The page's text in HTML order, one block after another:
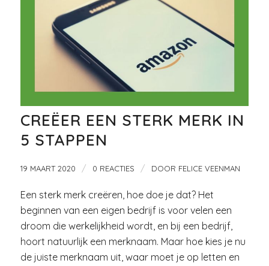
CREËER EEN STERK MERK IN
5 STAPPEN
19 MAART 2020 / 0 REACTIES / DOOR FELICE VEENMAN
Een sterk merk creëren, hoe doe je dat? Het
beginnen van een eigen bedrijf is voor velen een
droom die werkelijkheid wordt, en bij een bedrijf,
hoort natuurlijk een merknaam. Maar hoe kies je nu
de juiste merknaam uit, waar moet je op letten en